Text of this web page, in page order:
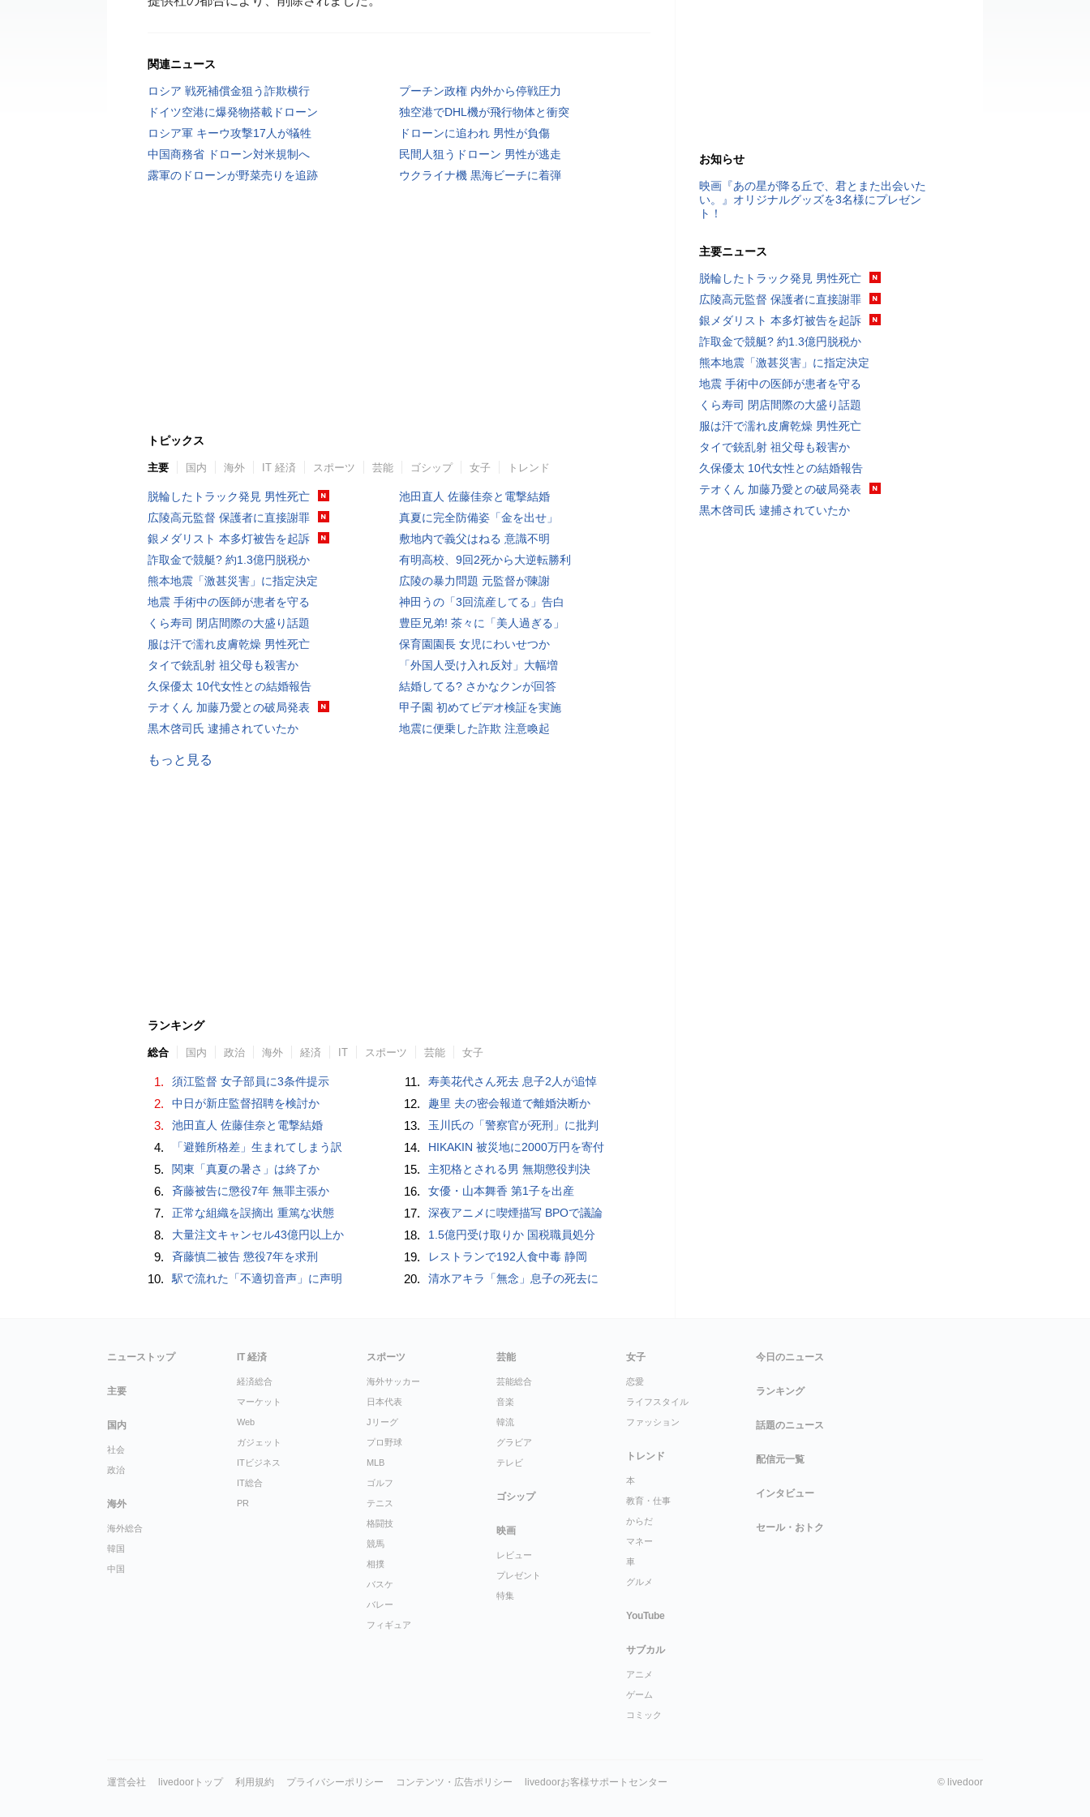
関連ニュース
ロシア 戦死補償金狙う詐欺横行
プーチン政権 内外から停戦圧力
ドイツ空港に爆発物搭載ドローン
独空港でDHL機が飛行物体と衝突
ロシア軍 キーウ攻撃17人が犠牲
ドローンに追われ 男性が負傷
中国商務省 ドローン対米規制へ
民間人狙うドローン 男性が逃走
露軍のドローンが野菜売りを追跡
ウクライナ機 黒海ビーチに着弾
トピックス
主要 国内 海外 IT 経済 スポーツ 芸能 ゴシップ 女子 トレンド
脱輪したトラック発見 男性死亡
広陵高元監督 保護者に直接謝罪
銀メダリスト 本多灯被告を起訴
詐取金で競艇? 約1.3億円脱税か
熊本地震「激甚災害」に指定決定
地震 手術中の医師が患者を守る
くら寿司 閉店間際の大盛り話題
服は汗で濡れ皮膚乾燥 男性死亡
タイで銃乱射 祖父母も殺害か
久保優太 10代女性との結婚報告
テオくん 加藤乃愛との破局発表
黒木啓司氏 逮捕されていたか
池田直人 佐藤佳奈と電撃結婚
真夏に完全防備姿「金を出せ」
敷地内で義父はねる 意識不明
有明高校、9回2死から大逆転勝利
広陵の暴力問題 元監督が陳謝
神田うの「3回流産してる」告白
豊臣兄弟! 茶々に「美人過ぎる」
保育園園長 女児にわいせつか
「外国人受け入れ反対」大幅増
結婚してる? さかなクンが回答
甲子園 初めてビデオ検証を実施
地震に便乗した詐欺 注意喚起
もっと見る
ランキング
総合 国内 政治 海外 経済 IT スポーツ 芸能 女子
1. 須江監督 女子部員に3条件提示
2. 中日が新庄監督招聘を検討か
3. 池田直人 佐藤佳奈と電撃結婚
4. 「避難所格差」生まれてしまう訳
5. 関東「真夏の暑さ」は終了か
6. 斉藤被告に懲役7年 無罪主張か
7. 正常な組織を誤摘出 重篤な状態
8. 大量注文キャンセル43億円以上か
9. 斉藤慎二被告 懲役7年を求刑
10. 駅で流れた「不適切音声」に声明
11. 寿美花代さん死去 息子2人が追悼
12. 趣里 夫の密会報道で離婚決断か
13. 玉川氏の「警察官が死刑」に批判
14. HIKAKIN 被災地に2000万円を寄付
15. 主犯格とされる男 無期懲役判決
16. 女優・山本舞香 第1子を出産
17. 深夜アニメに喫煙描写 BPOで議論
18. 1.5億円受け取りか 国税職員処分
19. レストランで192人食中毒 静岡
20. 清水アキラ「無念」息子の死去に
お知らせ
映画『あの星が降る丘で、君とまた出会いた
い。』オリジナルグッズを3名様にプレゼン
ト！
主要ニュース
脱輪したトラック発見 男性死亡
広陵高元監督 保護者に直接謝罪
銀メダリスト 本多灯被告を起訴
詐取金で競艇? 約1.3億円脱税か
熊本地震「激甚災害」に指定決定
地震 手術中の医師が患者を守る
くら寿司 閉店間際の大盛り話題
服は汗で濡れ皮膚乾燥 男性死亡
タイで銃乱射 祖父母も殺害か
久保優太 10代女性との結婚報告
テオくん 加藤乃愛との破局発表
黒木啓司氏 逮捕されていたか
ニューストップ
主要
国内
社会
政治
海外
海外総合
韓国
中国
IT 経済
経済総合
マーケット
Web
ガジェット
ITビジネス
IT総合
PR
スポーツ
海外サッカー
日本代表
Jリーグ
プロ野球
MLB
ゴルフ
テニス
格闘技
競馬
相撲
バスケ
バレー
フィギュア
芸能
芸能総合
音楽
韓流
グラビア
テレビ
ゴシップ
映画
レビュー
プレゼント
特集
女子
恋愛
ライフスタイル
ファッション
トレンド
本
教育・仕事
からだ
マネー
車
グルメ
YouTube
サブカル
アニメ
ゲーム
コミック
今日のニュース
ランキング
話題のニュース
配信元一覧
インタビュー
セール・おトク
運営会社 livedoorトップ 利用規約 プライバシーポリシー コンテンツ・広告ポリシー livedoorお客様サポートセンター © livedoor